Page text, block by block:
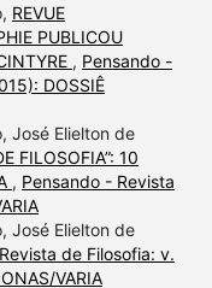
REVUE
PUBLICOU
, Pensando -
DOSSIÊ
José Elielton de
FILOSOFIA”: 10
, Pensando - Revista
José Elielton de
de Filosofia: v.
VARIA